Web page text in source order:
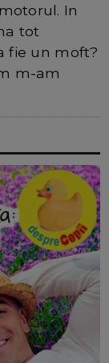
In
tot
fie un moft?
m-am